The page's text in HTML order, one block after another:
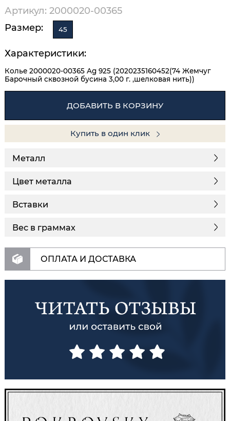
Артикул: 2000020-00365
Размер:
45
Характеристики:
Колье 2000020-00365 Ag 925 (2020235160452(74 Жемчуг
Барочный сквозной бусина 3,00 г. ,шелковая нить))
ДОБАВИТЬ В КОРЗИНУ
Купить в один клик
Металл
Цвет металла
Вставки
Вес в граммах
ОПЛАТА И ДОСТАВКА